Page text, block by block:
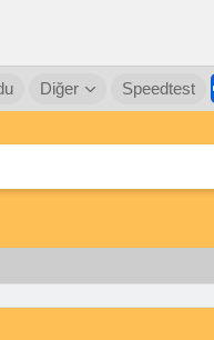
Diğer Speedtest